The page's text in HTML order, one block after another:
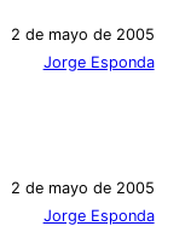
2 de mayo de 2005
Jorge Esponda
2 de mayo de 2005
Jorge Esponda